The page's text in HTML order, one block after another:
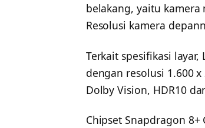
belakang, yaitu kamera
Resolusi kamera
Terkait spesifikasi
dengan resolusi 1.600
Dolby Vision, HDR10
Chipset Snapdragon